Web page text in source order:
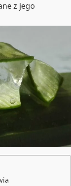
z jego